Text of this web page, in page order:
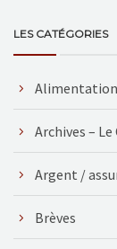
LES CATÉGORIES
Alimentation
Archives –
Argent /
Brèves